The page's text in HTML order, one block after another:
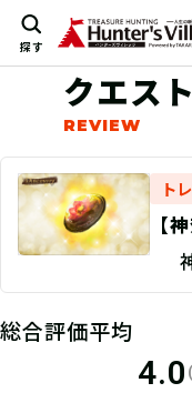
探す
クエス
ト
【
せ
総合評価平均
4.0